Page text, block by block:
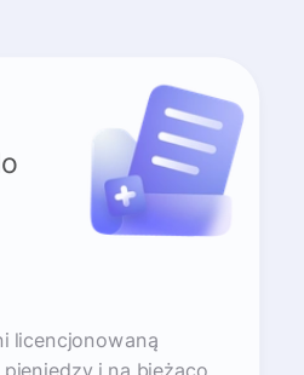
licencjonowaną